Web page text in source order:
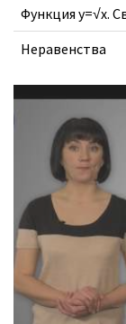
Функция y=√x.
Неравенства